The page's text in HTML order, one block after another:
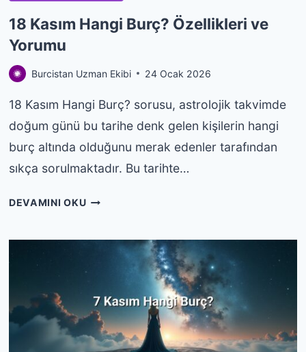
18 Kasım Hangi Burç? Özellikleri ve
Yorumu
Burcistan Uzman Ekibi 24 Ocak 2026
18 Kasım Hangi Burç? sorusu, astrolojik takvimde
doğum günü bu tarihe denk gelen kişilerin hangi
burç altında olduğunu merak edenler tarafından
sıkça sorulmaktadır. Bu tarihte…
DEVAMINI OKU18
ÖZELLIKLERI
YORUMU